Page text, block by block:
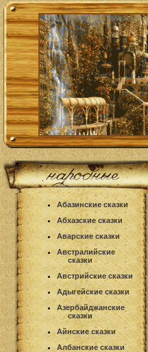
Абазинские сказки
Абхазские сказки
Аварские сказки
Австралийские
сказки
Австрийские сказки
Адыгейские сказки
Азербайджанские
сказки
Айнские сказки
Албанские сказки